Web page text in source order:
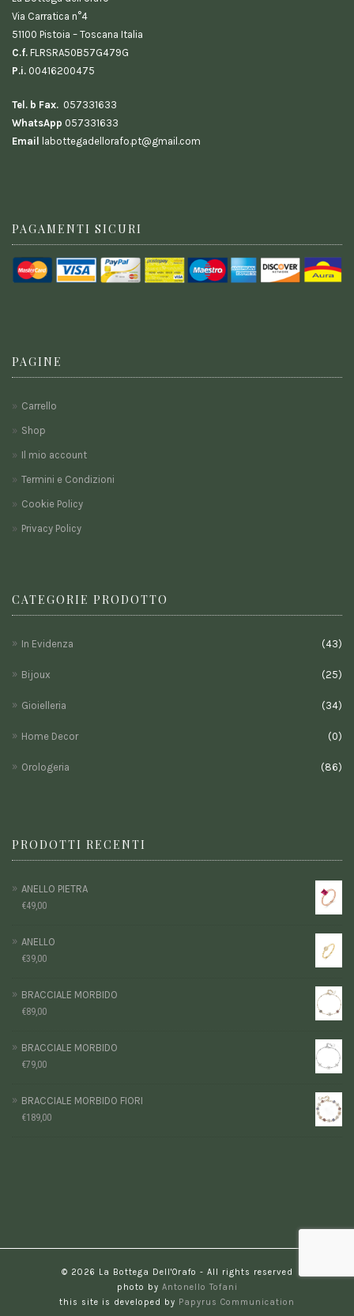
Via Carratica n°4
51100 Pistoia – Toscana Italia
C.f. FLRSRA50B57G479G
P.i. 00416200475
Tel. b Fax. 057331633
WhatsApp 057331633
Email labottegadellorafo.pt@gmail.com
PAGAMENTI SICURI
PAGINE
Carrello
Shop
Il mio account
Termini e Condizioni
Cookie Policy
Privacy Policy
CATEGORIE PRODOTTO
In Evidenza (43)
Bijoux (25)
Gioielleria (34)
Home Decor (0)
Orologeria (86)
PRODOTTI RECENTI
ANELLO PIETRA
€49,00
ANELLO
€39,00
BRACCIALE MORBIDO
€89,00
BRACCIALE MORBIDO
€79,00
BRACCIALE MORBIDO FIORI
€189,00
© 2026 La Bottega Dell'Orafo - All rights reserved
photo by Antonello Tofani
this site is developed by Papyrus Communication